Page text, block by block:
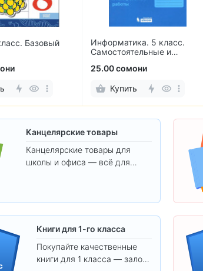
Базовый
Информатика. 5 класс.
Самостоятельные и
25.00 сомони
Купить
Канцелярские товары
Канцелярские товары для
школы и офиса — всё для
Книги для 1-го класса
Покупайте качественные
книги для 1 класса — залог